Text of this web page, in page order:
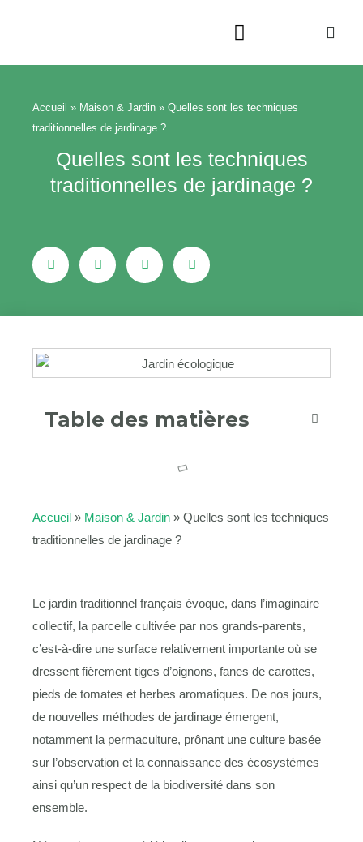
Accueil » Maison & Jardin » Quelles sont les techniques
traditionnelles de jardinage ?
Quelles sont les techniques
traditionnelles de jardinage ?
Table des matières
Accueil » Maison & Jardin » Quelles sont les techniques
traditionnelles de jardinage ?
Le jardin traditionnel français évoque, dans l’imaginaire
collectif, la parcelle cultivée par nos grands-parents,
c’est-à-dire une surface relativement importante où se
dressent fièrement tiges d’oignons, fanes de carottes,
pieds de tomates et herbes aromatiques. De nos jours,
de nouvelles méthodes de jardinage émergent,
notamment la permaculture, prônant une culture basée
sur l’observation et la connaissance des écosystèmes
ainsi qu’un respect de la biodiversité dans son
ensemble.